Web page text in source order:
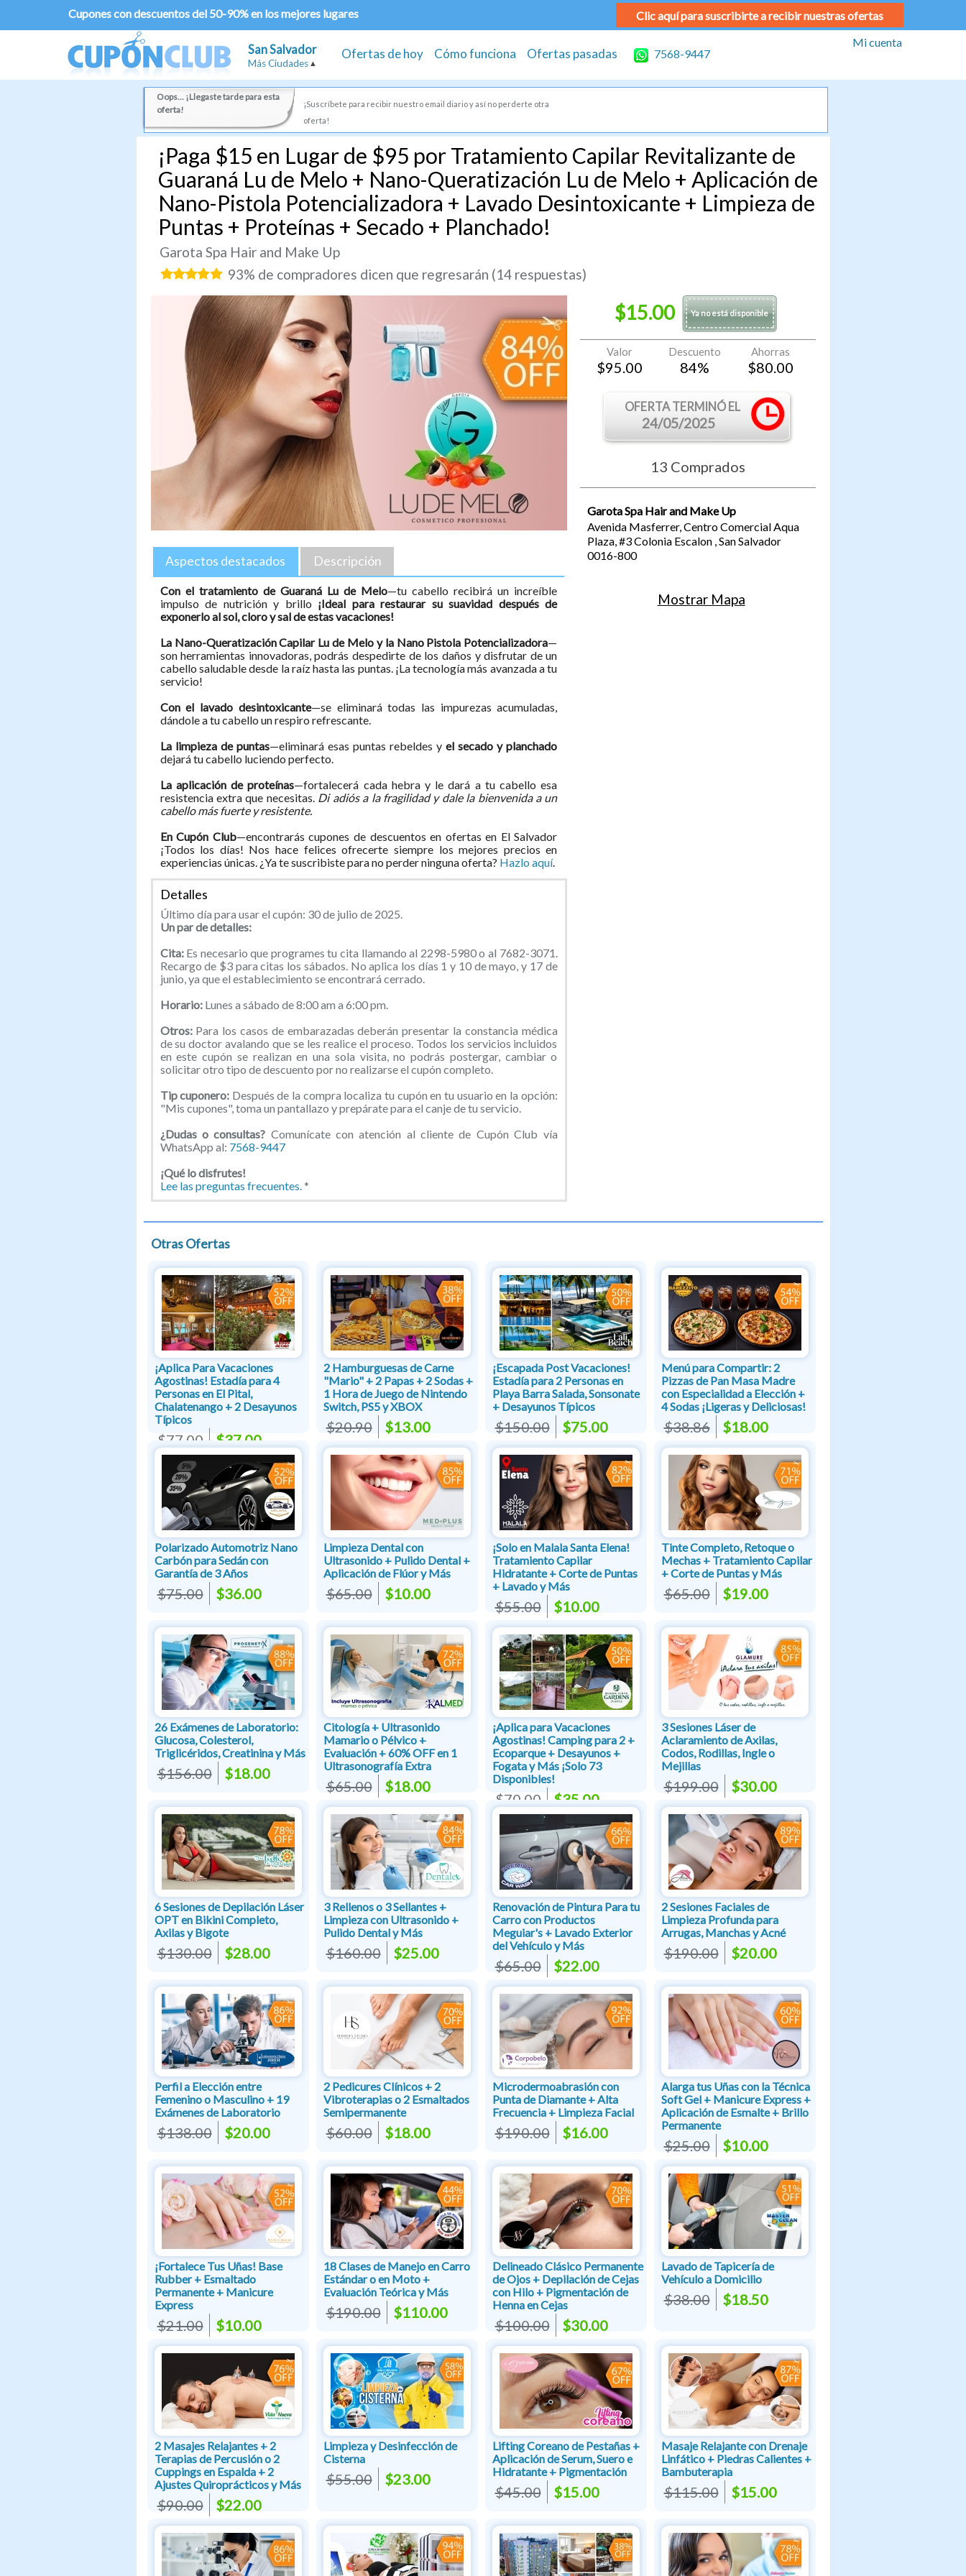
Cupones con descuentos del 50-90% en los mejores lugares Clic aquí para suscribirte a recibir nuestras ofertas
San Salvador
Más Ciudades
Ofertas de hoy Cómo funciona Ofertas pasadas 7568-9447
Mi cuenta
Oops... ¡Llegaste tarde para esta
oferta!
¡Suscríbete para recibir nuestro email diario y así no perderte otra
oferta!
¡Paga $15 en Lugar de $95 por Tratamiento Capilar Revitalizante de
Guaraná Lu de Melo + Nano-Queratización Lu de Melo + Aplicación de
Nano-Pistola Potencializadora + Lavado Desintoxicante + Limpieza de
Puntas + Proteínas + Secado + Planchado!
Garota Spa Hair and Make Up
93% de compradores dicen que regresarán (14 respuestas)
Aspectos destacados Descripción
Con el tratamiento de Guaraná Lu de Melo—tu cabello recibirá un increíble
impulso de nutrición y brillo ¡Ideal para restaurar su suavidad después de
exponerlo al sol, cloro y sal de estas vacaciones!
La Nano-Queratización Capilar Lu de Melo y la Nano Pistola Potencializadora—
son herramientas innovadoras, podrás despedirte de los daños y disfrutar de un
cabello saludable desde la raíz hasta las puntas. ¡La tecnología más avanzada a tu
servicio!
Con el lavado desintoxicante—se eliminará todas las impurezas acumuladas,
dándole a tu cabello un respiro refrescante.
La limpieza de puntas—eliminará esas puntas rebeldes yel secado y planchado
dejará tu cabello luciendo perfecto.
La aplicación de proteínas—fortalecerá cada hebra y le dará a tu cabello esa
resistencia extra que necesitas. Di adiós a la fragilidad y dale la bienvenida a un
cabello más fuerte y resistente.
En Cupón Club—encontrarás cupones de descuentos en ofertas en El Salvador
¡Todos los días! Nos hace felices ofrecerte siempre los mejores precios en
experiencias únicas. ¿Ya te suscribiste para no perder ninguna oferta? Hazlo aquí.
Detalles
Último día para usar el cupón: 30 de julio de 2025.
Un par de detalles:
Cita: Es necesario que programes tu cita llamando al 2298-5980 o al 7682-3071.
Recargo de $3 para citas los sábados. No aplica los días 1 y 10 de mayo, y 17 de
junio, ya que el establecimiento se encontrará cerrado.
Horario:Lunes a sábado de 8:00 am a 6:00 pm.
Otros: Para los casos de embarazadas deberán presentar la constancia médica
de su doctor avalando que se les realice el proceso. Todos los servicios incluidos
en este cupón se realizan en una sola visita, no podrás postergar, cambiar o
solicitar otro tipo de descuento por no realizarse el cupón completo.
Tip cuponero: Después de la compra localiza tu cupón en tu usuario en la opción:
"Mis cupones", toma un pantallazo y prepárate para el canje de tu servicio.
¿Dudas o consultas? Comunícate con atención al cliente de Cupón Club vía
WhatsApp al: 7568-9447
¡Qué lo disfrutes!
Lee las preguntas frecuentes.*
$15.00 Ya no está disponible
Valor
$95.00
Descuento
84%
Ahorras
$80.00
OFERTA TERMINÓ EL
24/05/2025
13 Comprados
Garota Spa Hair and Make Up
Avenida Masferrer, Centro Comercial Aqua
Plaza, #3Colonia Escalon,San Salvador
0016-800
Mostrar Mapa
Otras Ofertas
¡Aplica Para Vacaciones
Agostinas! Estadía para 4
Personas en El Pital,
Chalatenango + 2 Desayunos
Típicos
$77.00 $37.00
2 Hamburguesas de Carne
"Mario" + 2 Papas + 2 Sodas +
1 Hora de Juego de Nintendo
Switch, PS5 y XBOX
$20.90 $13.00
¡Escapada Post Vacaciones!
Estadía para 2 Personas en
Playa Barra Salada, Sonsonate
+ Desayunos Típicos
$150.00 $75.00
Menú para Compartir: 2
Pizzas de Pan Masa Madre
con Especialidad a Elección +
4 Sodas ¡Ligeras y Deliciosas!
$38.86 $18.00
Polarizado Automotriz Nano
Carbón para Sedán con
Garantía de 3 Años
$75.00 $36.00
Limpieza Dental con
Ultrasonido + Pulido Dental +
Aplicación de Flúor y Más
$65.00 $10.00
¡Solo en Malala Santa Elena!
Tratamiento Capilar
Hidratante + Corte de Puntas
+ Lavado y Más
$55.00 $10.00
Tinte Completo, Retoque o
Mechas + Tratamiento Capilar
+ Corte de Puntas y Más
$65.00 $19.00
26 Exámenes de Laboratorio:
Glucosa, Colesterol,
Triglicéridos, Creatinina y Más
$156.00 $18.00
Citología + Ultrasonido
Mamario o Pélvico +
Evaluación + 60% OFF en 1
Ultrasonografía Extra
$65.00 $18.00
¡Aplica para Vacaciones
Agostinas! Camping para 2 +
Ecoparque + Desayunos +
Fogata y Más ¡Solo 73
Disponibles!
$70.00 $35.00
3 Sesiones Láser de
Aclaramiento de Axilas,
Codos, Rodillas, Ingle o
Mejillas
$199.00 $30.00
6 Sesiones de Depilación Láser
OPT en Bikini Completo,
Axilas y Bigote
$130.00 $28.00
3 Rellenos o 3 Sellantes +
Limpieza con Ultrasonido +
Pulido Dental y Más
$160.00 $25.00
Renovación de Pintura Para tu
Carro con Productos
Meguiar's + Lavado Exterior
del Vehículo y Más
$65.00 $22.00
2 Sesiones Faciales de
Limpieza Profunda para
Arrugas, Manchas y Acné
$190.00 $20.00
Perfil a Elección entre
Femenino o Masculino + 19
Exámenes de Laboratorio
$138.00 $20.00
2 Pedicures Clínicos + 2
Vibroterapias o 2 Esmaltados
Semipermanente
$60.00 $18.00
Microdermoabrasión con
Punta de Diamante + Alta
Frecuencia + Limpieza Facial
$190.00 $16.00
Alarga tus Uñas con la Técnica
Soft Gel + Manicure Express +
Aplicación de Esmalte + Brillo
Permanente
$25.00 $10.00
¡Fortalece Tus Uñas! Base
Rubber + Esmaltado
Permanente + Manicure
Express
$21.00 $10.00
18 Clases de Manejo en Carro
Estándar o en Moto +
Evaluación Teórica y Más
$190.00 $110.00
Delineado Clásico Permanente
de Ojos + Depilación de Cejas
con Hilo + Pigmentación de
Henna en Cejas
$100.00 $30.00
Lavado de Tapicería de
Vehículo a Domicilio
$38.00 $18.50
2 Masajes Relajantes + 2
Terapias de Percusión o 2
Cuppings en Espalda + 2
Ajustes Quiroprácticos y Más
$90.00 $22.00
Limpieza y Desinfección de
Cisterna
$55.00 $23.00
Lifting Coreano de Pestañas +
Aplicación de Serum, Suero e
Hidratante + Pigmentación
$45.00 $15.00
Masaje Relajante con Drenaje
Linfático + Piedras Calientes +
Bambuterapia
$115.00 $15.00